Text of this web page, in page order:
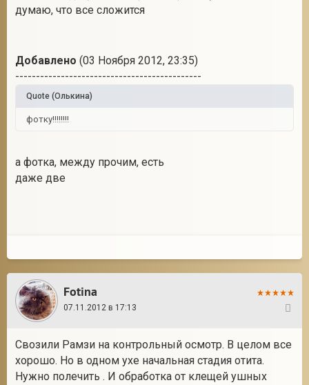
думаю, что все сложится
Добавлено (03 Ноября 2012, 23:35)
---------------------------------------------
Quote (Олькина)
фотку!!!!!!!!
а фотка, между прочим, есть
даже две
Fotina
07.11.2012 в 17:13
Свозили Рамзи на контрольный осмотр. В целом все
хорошо. Но в одном ухе начальная стадия отита.
Нужно полечить . И обработка от клещей ушных